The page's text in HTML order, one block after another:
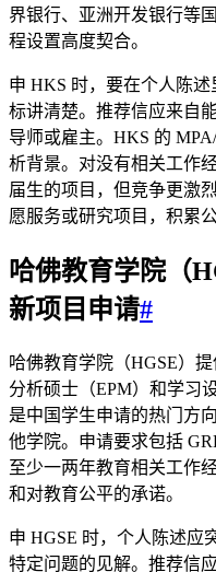
界银行、亚洲开发银行等
程设置高度契合。
申 HKS 时，要在个人陈
标讲清楚。推荐信应来自
导师或雇主。HKS 的
析背景。对没有相关工作
届生的项目，但竞争更激
愿服务或研究项目，积累
哈佛教育学院（
新项目申请#
哈佛教育学院（HGSE）
分析硕士（EPM）和学习
是中国学生申请的热门方
他学院。申请要求包括
至少一两年教育相关工作
和对教育公平的承诺。
申 HGSE 时，个人陈述应
特定问题的见解。推荐信